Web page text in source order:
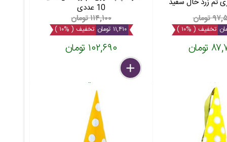
تومان
تخفیف ( %۱۰ )
تومان
عدد
10 عددی
۱۱۴,۱۰۰ تومان
۱۱,۴۱۰ تومان تخفیف ( %۱۰ )
۱۰۲,۶۹۰ تومان
delete
remove
add
بسته